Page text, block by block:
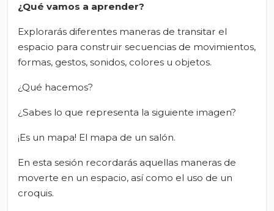
¿Qué vamos a aprender?
Explorarás diferentes maneras de transitar el
espacio para construir secuencias de movimientos,
formas, gestos, sonidos, colores u objetos.
¿Qué hacemos?
¿Sabes lo que representa la siguiente imagen?
¡Es un mapa! El mapa de un salón.
En esta sesión recordarás aquellas maneras de
moverte en un espacio, así como el uso de un
croquis.